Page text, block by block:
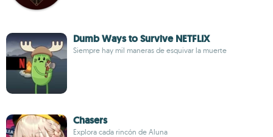
Dumb Ways to Survive NETFLIX
Siempre hay mil maneras de esquivar la muerte
Chasers
Explora cada rincón de Aluna